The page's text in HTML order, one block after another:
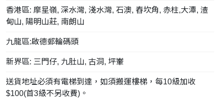
香港區: 摩星嶺, 深水灣, 淺水灣, 石澳, 舂坎角, 赤柱,大潭, 渣
甸山, 陽明山莊, 南朗山
九龍區:啟德郵輪碼頭
新界區: 三門仔, 九肚山, 古洞, 坪輋
送貨地址必須有電梯到達，如須搬運樓梯，每10級加收
$100(首3級不另收費)。